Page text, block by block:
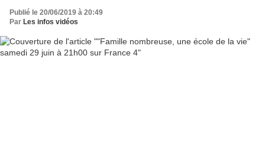
Publié le 20/06/2019 à 20:49
Par Les infos vidéos